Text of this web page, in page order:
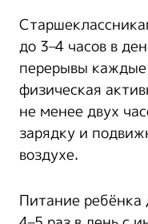
до 3–4 часов в
перерывы
физическая
не менее двух
зарядку и
воздухе.
Питание ребёнка